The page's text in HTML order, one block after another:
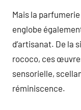
Mais la
englobe
d’artisanat. De la
rococo, ces
sensorielle,
réminiscence.